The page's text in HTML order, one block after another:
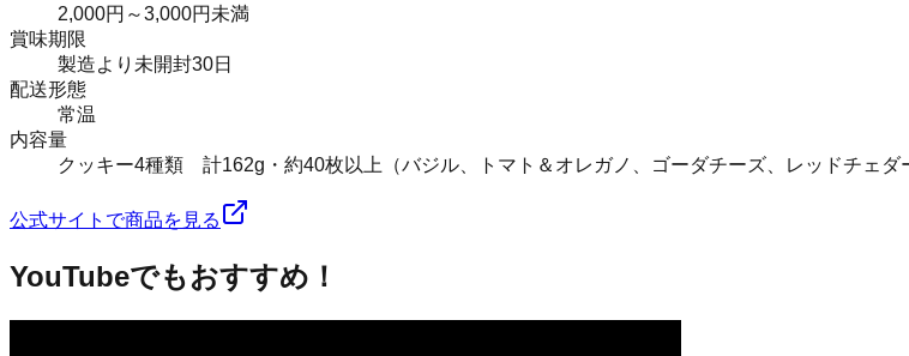
2,000円～3,000円未満
賞味期限
製造より未開封30日
配送形態
常温
内容量
クッキー4種類 計162g・約40枚以上（バジル、トマト＆オレガノ、ゴーダチーズ、レッドチェダ
公式サイトで商品を見る
YouTubeでもおすすめ！